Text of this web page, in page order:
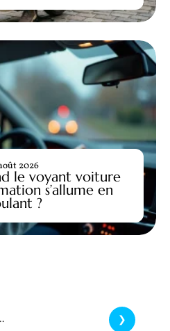
le voyant voiture
s’allume en
?
2026